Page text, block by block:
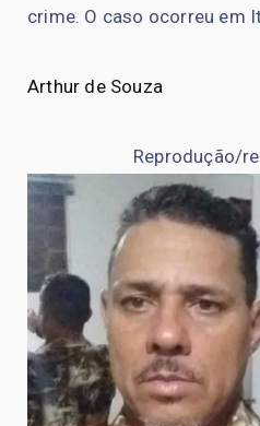
crime. O caso ocorreu em
Arthur de Souza
Reprodução/